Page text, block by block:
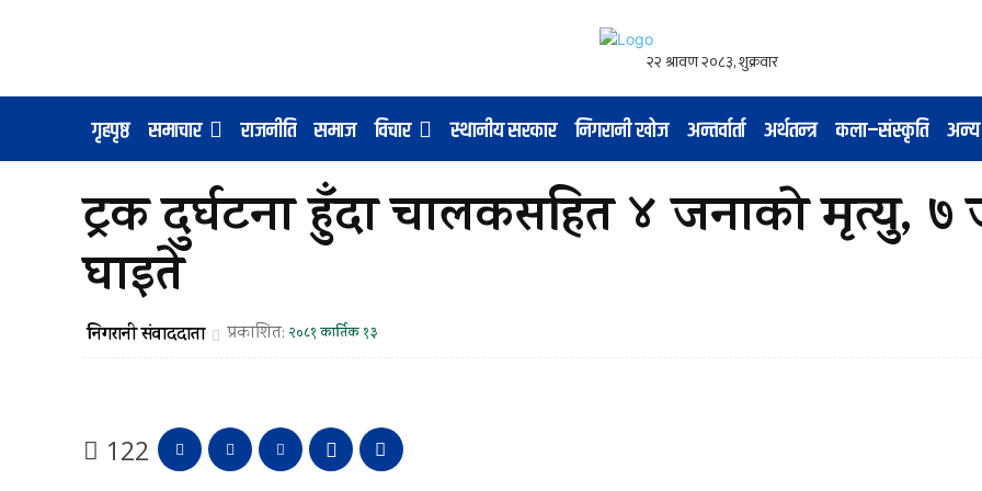
गृहपृष्ठ समाचार राजनीति समाज विचार स्थानीय सरकार निगरानी खोज अन्तर्वार्ता अर्थतन्त्र कला–संस्कृति अन्य
ट्रक दुर्घटना हुँदा चालकसहित ४ जनाको मृत्यु, ७
घाइते
निगरानी संवाददाता प्रकाशित: २०८१ कार्तिक १३
122